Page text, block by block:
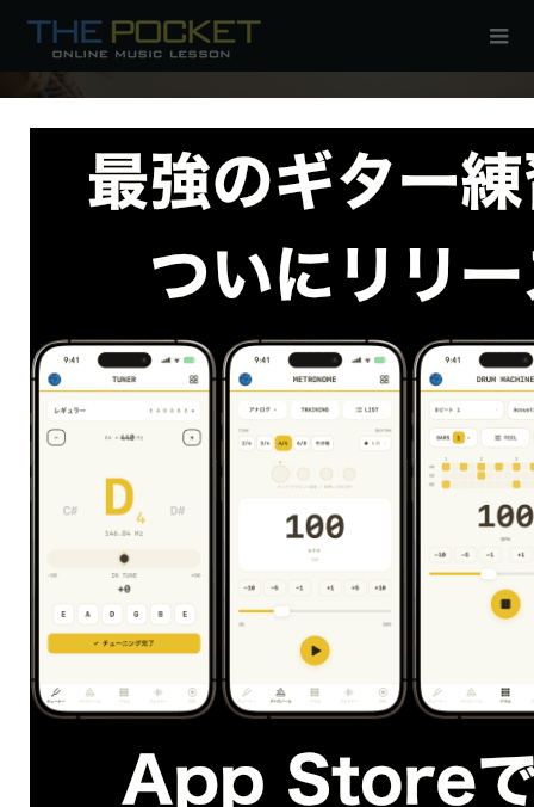
ニュース やる気にもスイッチが入った！
お住まい：海外
星評価：★★★★★
ご感想：小学校４年生の娘のウクレレクラスを体験させていた
だきました。
望などもしっかりとヒアリングしていただき、娘も安心してレ